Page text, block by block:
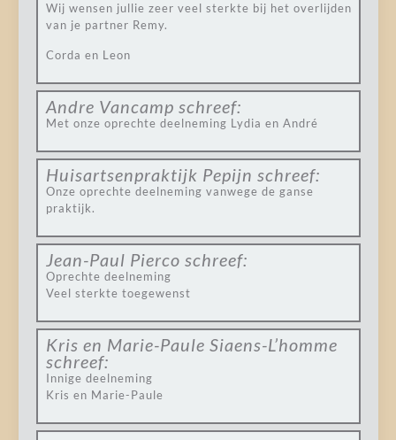
Wij wensen jullie zeer veel sterkte bij het overlijden
van je partner Remy.
Corda en Leon
Andre Vancamp schreef:
Met onze oprechte deelneming Lydia en André
Huisartsenpraktijk Pepijn schreef:
Onze oprechte deelneming vanwege de ganse
praktijk.
Jean-Paul Pierco schreef:
Oprechte deelneming
Veel sterkte toegewenst
Kris en Marie-Paule Siaens-L’homme
schreef:
Innige deelneming
Kris en Marie-Paule